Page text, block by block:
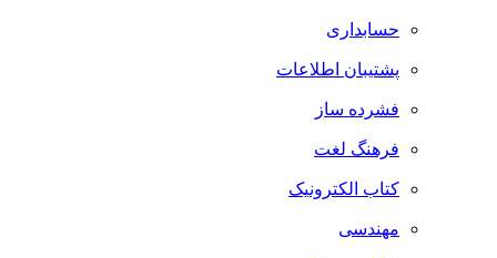
حسابداری
پشتیبان اطلاعات
فشرده ساز
فرهنگ لغت
کتاب الکترونیک
مهندسی